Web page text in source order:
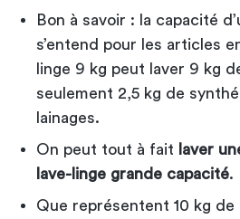
Bon à savoir : la capacité
s’entend pour les articles
linge 9 kg peut laver 9 kg
seulement 2,5 kg de
lainages.
On peut tout à fait
laver
lave-linge grande capacité.
Que représentent 10 kg de